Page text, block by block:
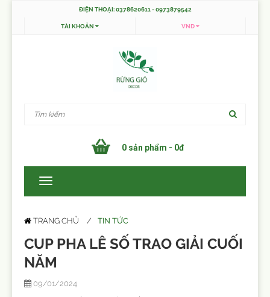
ĐIỆN THOẠI: 0378620611 - 0973879542
TÀI KHOẢN
VND
0 sản phẩm - 0đ
TRANG CHỦ TIN TỨC
CUP PHA LÊ SỐ TRAO GIẢI CUỐI
NĂM
09/01/2024